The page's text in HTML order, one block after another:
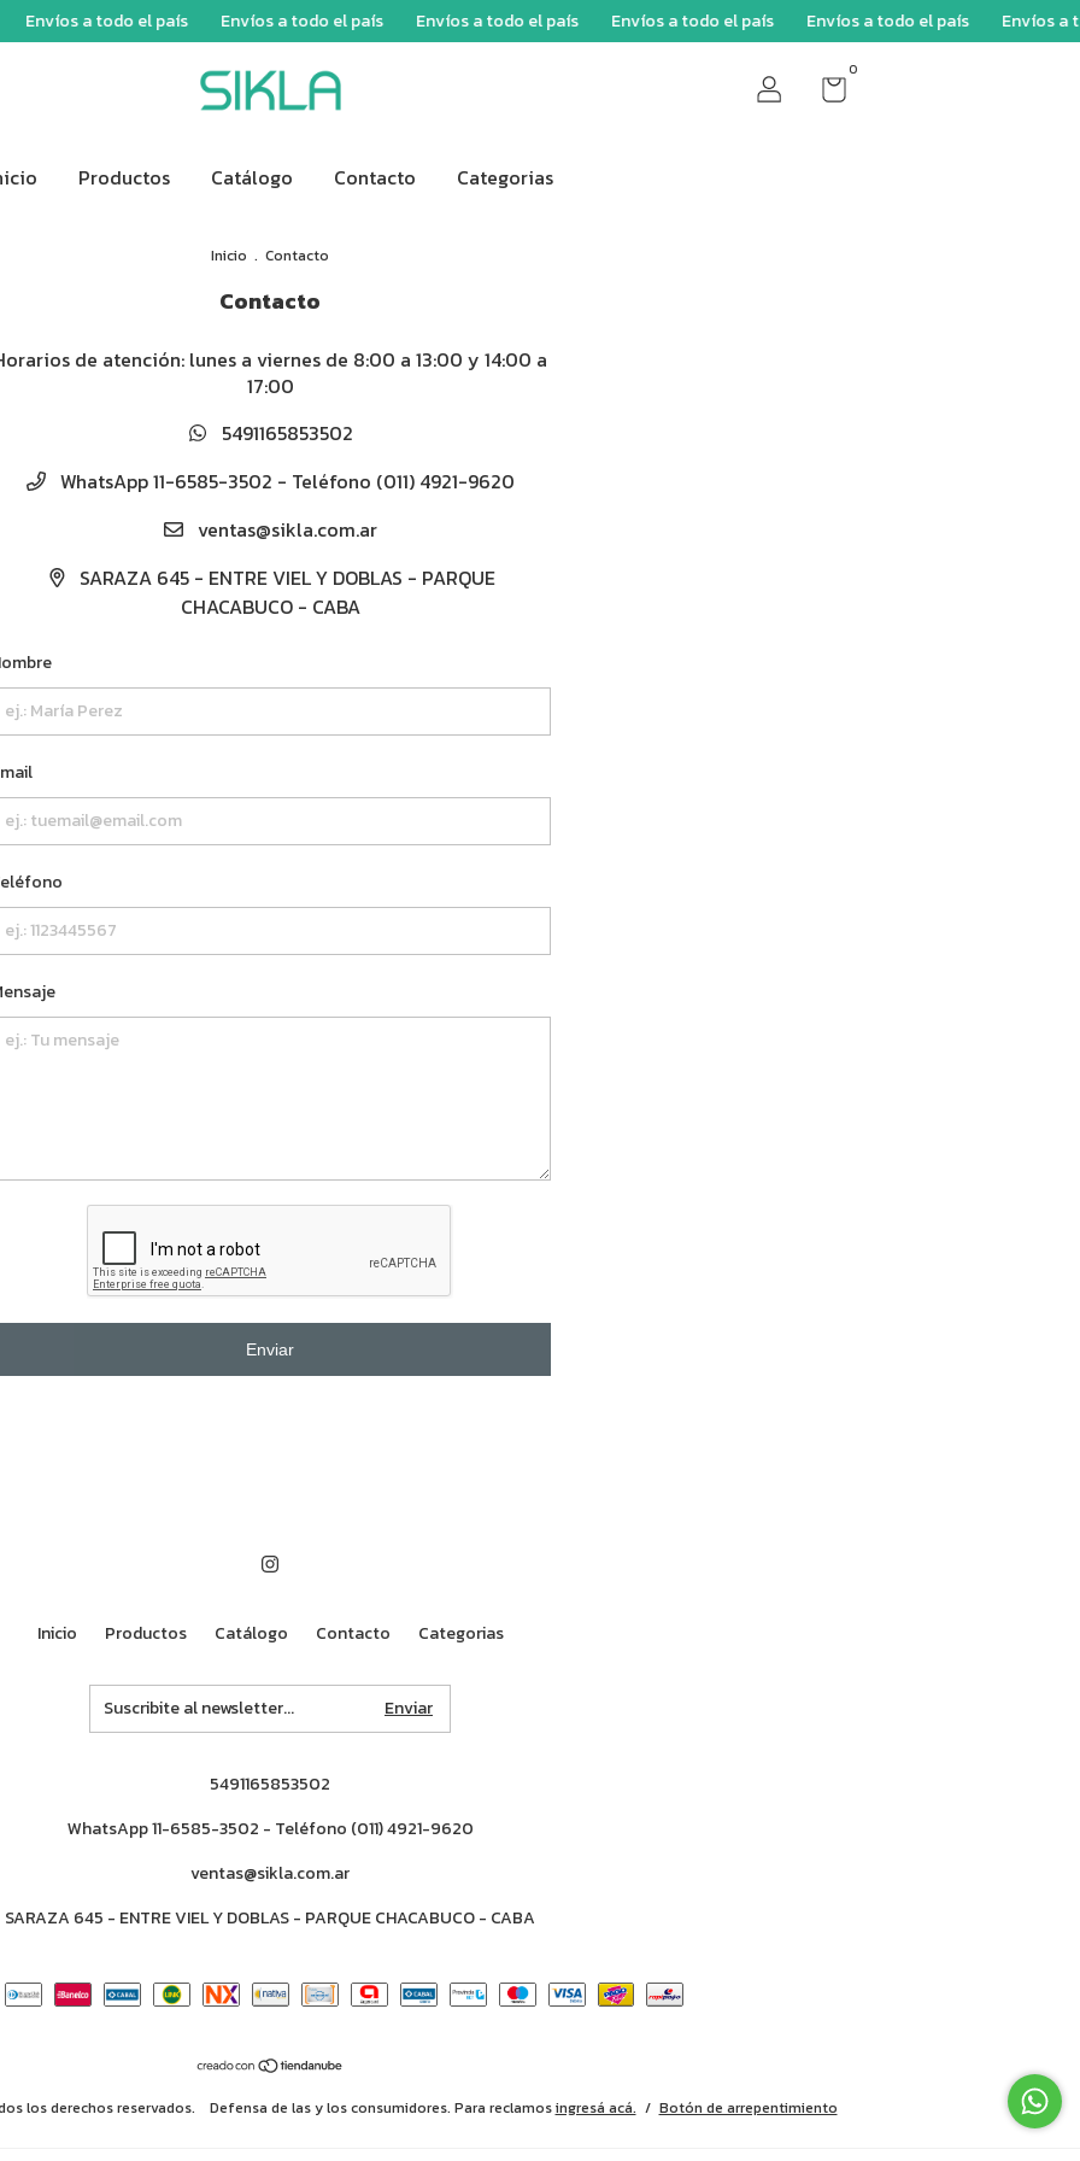
a todo el país Envíos a todo el país Envíos a todo el país Envíos a todo el país Envíos a todo el país Envíos a todo
0
Productos Catálogo Contacto Categorias
Inicio . Contacto
Contacto
de atención: lunes a viernes de 8:00 a 13:00 y 14:00 a
17:00
5491165853502
WhatsApp 11-6585-3502 - Teléfono (011) 4921-9620
ventas@sikla.com.ar
SARAZA 645 - ENTRE VIEL Y DOBLAS - PARQUE
CHACABUCO - CABA
Enviar
Inicio Productos Catálogo Contacto Categorias
5491165853502
WhatsApp 11-6585-3502 - Teléfono (011) 4921-9620
ventas@sikla.com.ar
SARAZA 645 - ENTRE VIEL Y DOBLAS - PARQUE CHACABUCO - CABA
los derechos reservados. Defensa de las y los consumidores. Para reclamosingresá acá. / Botón de arrepentimiento